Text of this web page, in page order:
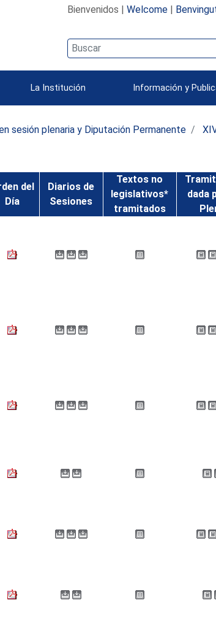
Bienvenidos | Welcome|
La Institución Información y
sesión plenaria y Diputación Permanente
del
Día
Diarios de
Sesiones
Textos no
legislativos*
tramitados
dada